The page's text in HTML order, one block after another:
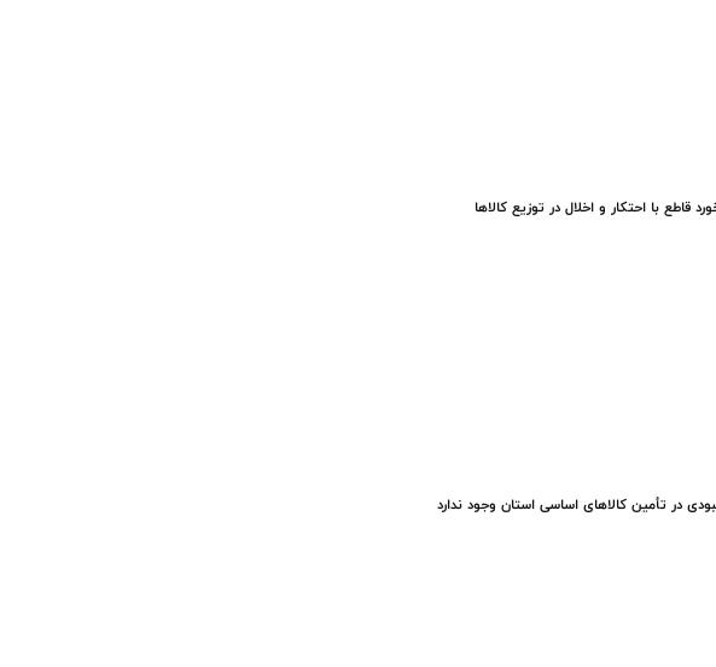
قاطع با احتکار و اخلال در توزیع کالاها
در تأمین کالاهای اساسی استان وجود ندارد